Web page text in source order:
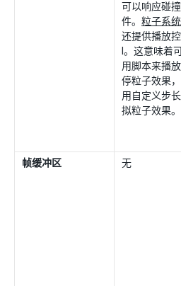
可以响应碰
件。 粒子系
还提供播放
I。这意味着
用脚本来播
停粒子效果
用自定义步
拟粒子效果。
帧缓冲区
无